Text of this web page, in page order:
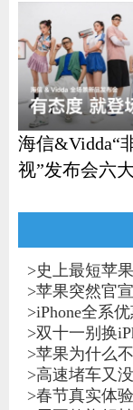
海信&Vidda“
视”发布会六
>史上最短苹
>苹果突然官
>iPhone全系
>双十一别换
>苹果为什么
>高速堵车又
>春节真实体